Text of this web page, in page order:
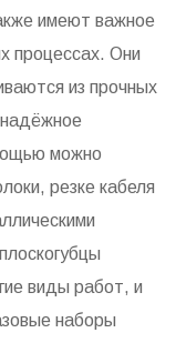
имеют важное
процессах. Они
из прочных
можно
резке кабеля
виды работ, и
наборы